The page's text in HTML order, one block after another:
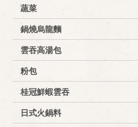
蔬菜
鍋燒烏龍麵
雲吞高湯包
粉包
桂冠鮮蝦雲吞
日式火鍋料